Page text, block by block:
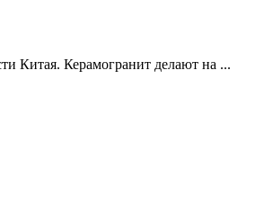
Китая. Керамогранит делают на ...